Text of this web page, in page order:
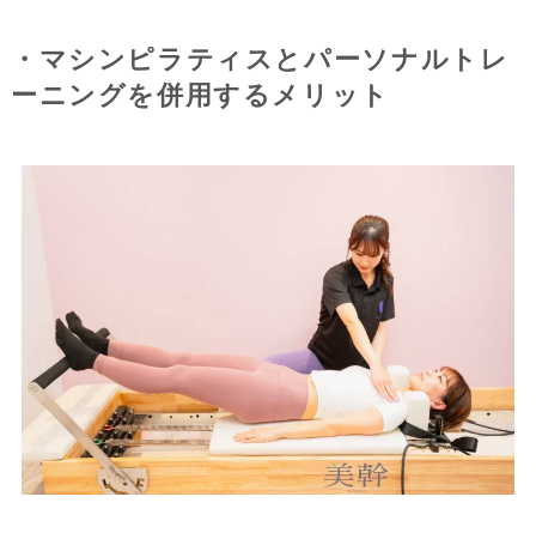
・マシンピラティスとパーソナルトレ
ーニングを併用するメリット